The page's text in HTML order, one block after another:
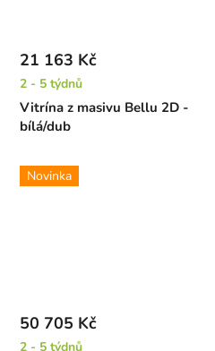
Vitrína z masivu Bellu 2D -
bílá/dub
21 163 Kč
2 - 5 týdnů
Novinka
50 705 Kč
2 - 5 týdnů